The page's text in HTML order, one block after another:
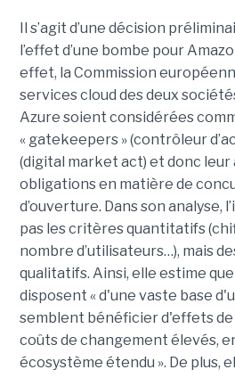
Il s’agit d’une décision
l’effet d’une bombe pour
effet, la Commission
services cloud des deux
Azure soient considérées
« gatekeepers » (contrôleur
(digital market act) et donc
obligations en matière de
d’ouverture. Dans son
pas les critères quantitatifs
nombre d’utilisateurs…), mais
qualitatifs. Ainsi, elle estime
disposent « d'une vaste base
semblent bénéficier d'effets
coûts de changement élevés,
écosystème étendu ». De plus,